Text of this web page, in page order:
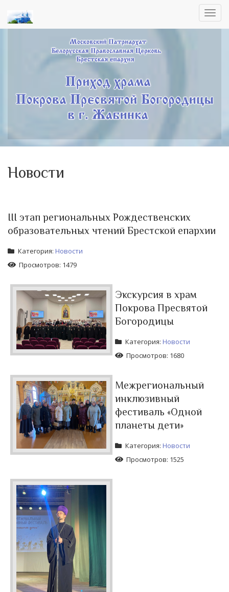
Новости
III этап региональных Рождественских
образовательных чтений Брестской епархии
Категория: Новости
Просмотров: 1479
Экскурсия в храм
Покрова Пресвятой
Богородицы
Категория: Новости
Просмотров: 1680
Межрегиональный
инклюзивный
фестиваль «Одной
планеты дети»
Категория: Новости
Просмотров: 1525